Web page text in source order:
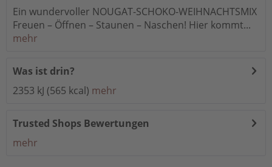
Ein wundervoller NOUGAT-SCHOKO-WEIHNACHTSMIX
Freuen – Öffnen – Staunen – Naschen! Hier kommt...
mehr
Was ist drin?
2353 kJ (565 kcal) mehr
Trusted Shops Bewertungen
mehr